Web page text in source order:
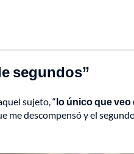
segundos”
sujeto, “lo único que
me descompensó y el